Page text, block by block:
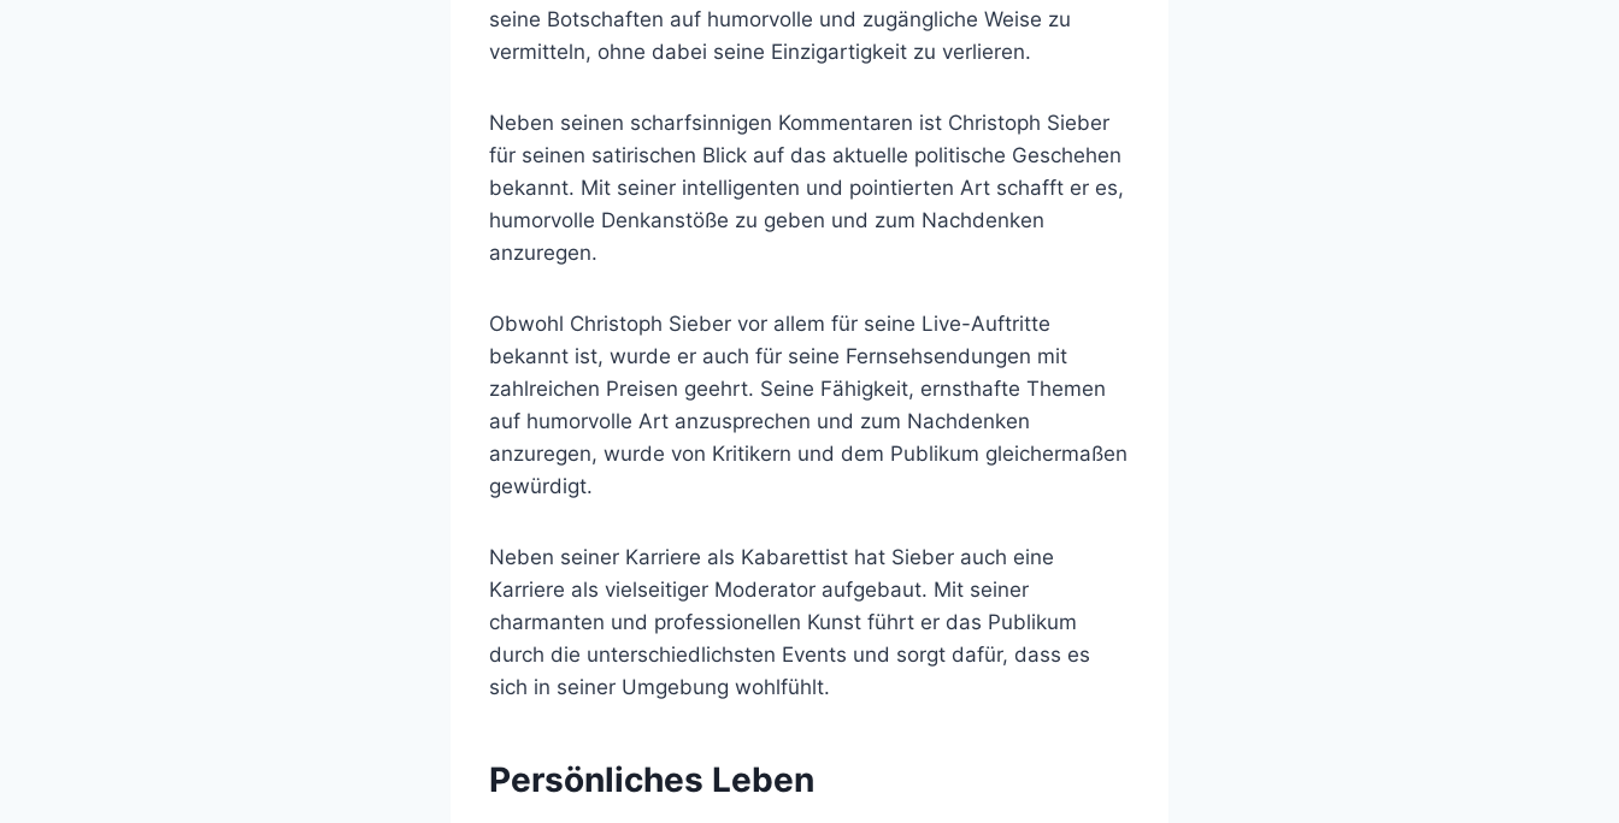
seine Botschaften auf humorvolle und zugängliche Weise zu
vermitteln, ohne dabei seine Einzigartigkeit zu verlieren.
Neben seinen scharfsinnigen Kommentaren ist Christoph Sieber
für seinen satirischen Blick auf das aktuelle politische Geschehen
bekannt. Mit seiner intelligenten und pointierten Art schafft er es,
humorvolle Denkanstöße zu geben und zum Nachdenken
anzuregen.
Obwohl Christoph Sieber vor allem für seine Live-Auftritte
bekannt ist, wurde er auch für seine Fernsehsendungen mit
zahlreichen Preisen geehrt. Seine Fähigkeit, ernsthafte Themen
auf humorvolle Art anzusprechen und zum Nachdenken
anzuregen, wurde von Kritikern und dem Publikum gleichermaßen
gewürdigt.
Neben seiner Karriere als Kabarettist hat Sieber auch eine
Karriere als vielseitiger Moderator aufgebaut. Mit seiner
charmanten und professionellen Kunst führt er das Publikum
durch die unterschiedlichsten Events und sorgt dafür, dass es
sich in seiner Umgebung wohlfühlt.
Persönliches Leben